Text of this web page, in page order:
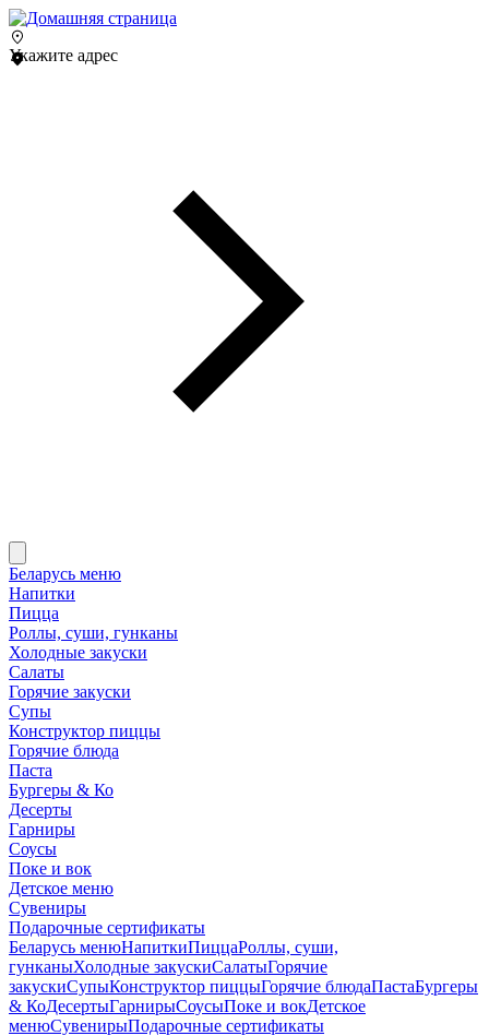
Укажите адрес
Беларусь меню
Напитки
Пицца
Роллы, суши, гунканы
Холодные закуски
Салаты
Горячие закуски
Супы
Конструктор пиццы
Горячие блюда
Паста
Бургеры & Ко
Десерты
Гарниры
Соусы
Поке и вок
Детское меню
Сувениры
Подарочные сертификаты
Беларусь менюНапиткиПиццаРоллы, суши,
гунканыХолодные закускиСалатыГорячие
закускиСупыКонструктор пиццыГорячие блюдаПастаБургеры
& КоДесертыГарнирыСоусыПоке и вокДетское
менюСувенирыПодарочные сертификаты